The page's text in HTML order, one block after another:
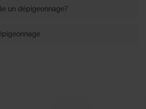
un dépigeonnage?